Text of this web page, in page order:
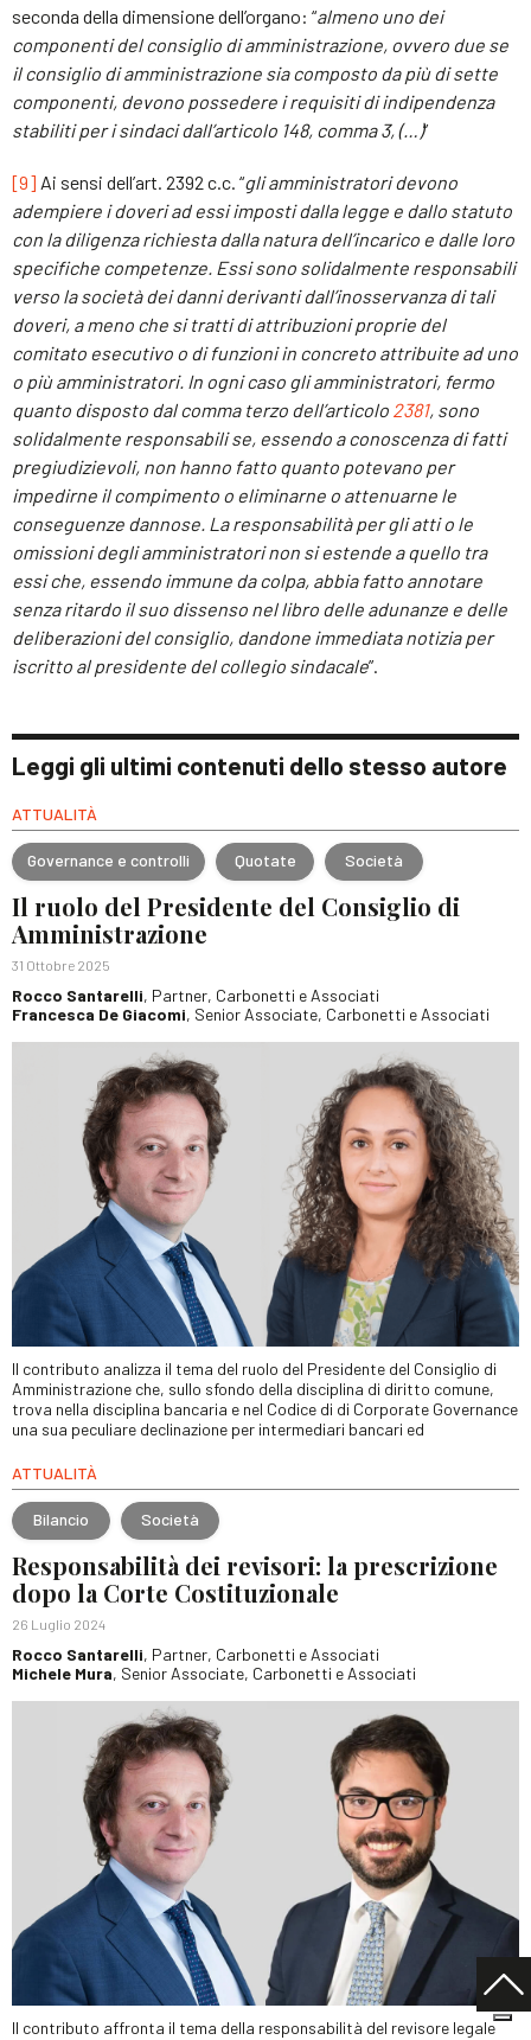
seconda della dimensione dell’organo: “almeno uno dei
componenti del consiglio di amministrazione, ovvero due se
il consiglio di amministrazione sia composto da più di sette
componenti, devono possedere i requisiti di indipendenza
stabiliti per i sindaci dall’articolo 148, comma 3, (…)”
[9] Ai sensi dell’art. 2392 c.c. “gli amministratori devono
adempiere i doveri ad essi imposti dalla legge e dallo statuto
con la diligenza richiesta dalla natura dell’incarico e dalle loro
specifiche competenze. Essi sono solidalmente responsabili
verso la società dei danni derivanti dall’inosservanza di tali
doveri, a meno che si tratti di attribuzioni proprie del
comitato esecutivo o di funzioni in concreto attribuite ad uno
o più amministratori. In ogni caso gli amministratori, fermo
quanto disposto dal comma terzo dell’articolo 2381, sono
solidalmente responsabili se, essendo a conoscenza di fatti
pregiudizievoli, non hanno fatto quanto potevano per
impedirne il compimento o eliminarne o attenuarne le
conseguenze dannose. La responsabilità per gli atti o le
omissioni degli amministratori non si estende a quello tra
essi che, essendo immune da colpa, abbia fatto annotare
senza ritardo il suo dissenso nel libro delle adunanze e delle
deliberazioni del consiglio, dandone immediata notizia per
iscritto al presidente del collegio sindacale”.
Leggi gli ultimi contenuti dello stesso autore
ATTUALITÀ
Governance e controlli Quotate Società
Il ruolo del Presidente del Consiglio di
Amministrazione
31 Ottobre 2025
Rocco Santarelli, Partner, Carbonetti e Associati
Francesca De Giacomi, Senior Associate, Carbonetti e Associati
Il contributo analizza il tema del ruolo del Presidente del Consiglio di
Amministrazione che, sullo sfondo della disciplina di diritto comune,
trova nella disciplina bancaria e nel Codice di di Corporate Governance
una sua peculiare declinazione per intermediari bancari ed
ATTUALITÀ
Bilancio Società
Responsabilità dei revisori: la prescrizione
dopo la Corte Costituzionale
26 Luglio 2024
Rocco Santarelli, Partner, Carbonetti e Associati
Michele Mura, Senior Associate, Carbonetti e Associati
Il contributo affronta il tema della responsabilità del revisore legale